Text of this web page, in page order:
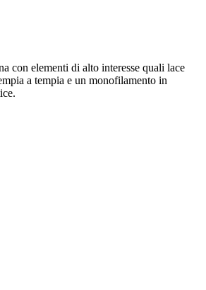
con elementi di alto interesse quali lace
a tempia e un monofilamento in